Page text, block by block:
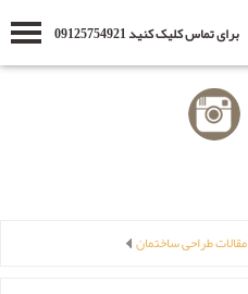
برای تماس کلیک کنید 09125754921
مقالات طراحی ساختمان